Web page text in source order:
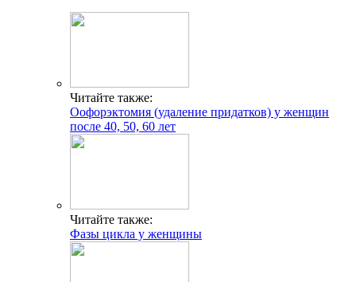
Читайте также:
Оофорэктомия (удаление придатков) у женщин
после 40, 50, 60 лет
Читайте также:
Фазы цикла у женщины